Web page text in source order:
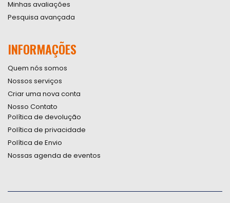
Minhas avaliações
Pesquisa avançada
INFORMAÇÕES
Quem nós somos
Nossos serviços
Criar uma nova conta
Nosso Contato
Política de devolução
Política de privacidade
Política de Envio
Nossas agenda de eventos